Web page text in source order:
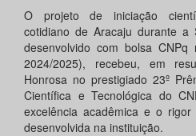
O projeto de iniciação
cotidiano de Aracaju durante a
desenvolvido com bolsa
2024/2025), recebeu, em
Honrosa no prestigiado 23º
Científica e Tecnológica do
excelência acadêmica e o
desenvolvida na instituição.